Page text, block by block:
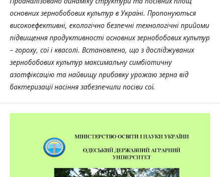
основних зернобобових культур в Україні. Пропонуються
високоефективні, екологічно безпечні технологічні прийоми
підвищення продуктивності основних зернобобових культур
– гороху, сої і квасолі. Встановлено, що з досліджуваних
зернобобових культур максимальну симбіотичну
азотфіксацію та найвищу прибавку урожаю зерна від
бактеризації насіння забезпечили посіви сої.